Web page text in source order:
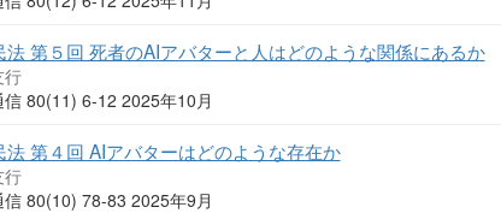
法 第５回 死者のAIアバターと人はどのような関係にあるか
行
信 80(11) 6-12 2025年10月
法 第４回 AIアバターはどのような存在か
行
信 80(10) 78-83 2025年9月